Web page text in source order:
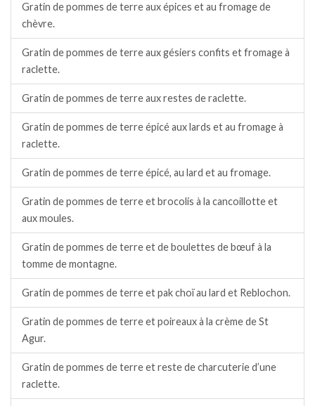
Gratin de pommes de terre aux épices et au fromage de
chèvre.
Gratin de pommes de terre aux gésiers confits et fromage à
raclette.
Gratin de pommes de terre aux restes de raclette.
Gratin de pommes de terre épicé aux lards et au fromage à
raclette.
Gratin de pommes de terre épicé, au lard et au fromage.
Gratin de pommes de terre et brocolis à la cancoillotte et
aux moules.
Gratin de pommes de terre et de boulettes de bœuf à la
tomme de montagne.
Gratin de pommes de terre et pak choï au lard et Reblochon.
Gratin de pommes de terre et poireaux à la crème de St
Agur.
Gratin de pommes de terre et reste de charcuterie d’une
raclette.